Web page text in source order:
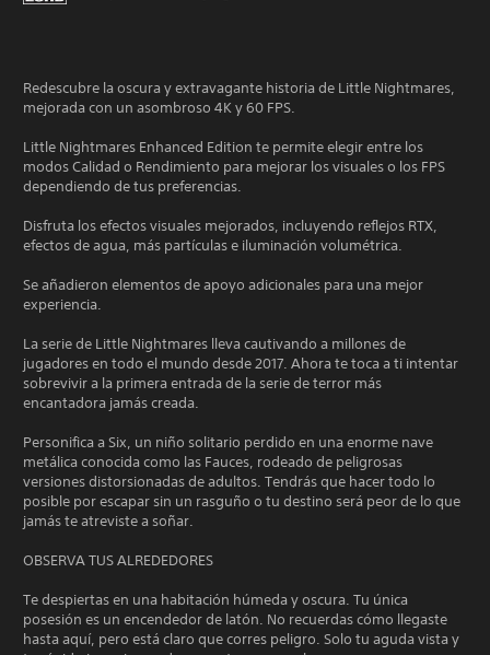
Redescubre la oscura y extravagante historia de Little Nightmares,
mejorada con un asombroso 4K y 60 FPS.
Little Nightmares Enhanced Edition te permite elegir entre los
modos Calidad o Rendimiento para mejorar los visuales o los FPS
dependiendo de tus preferencias.
Disfruta los efectos visuales mejorados, incluyendo reflejos RTX,
efectos de agua, más partículas e iluminación volumétrica.
Se añadieron elementos de apoyo adicionales para una mejor
experiencia.
La serie de Little Nightmares lleva cautivando a millones de
jugadores en todo el mundo desde 2017. Ahora te toca a ti intentar
sobrevivir a la primera entrada de la serie de terror más
encantadora jamás creada.
Personifica a Six, un niño solitario perdido en una enorme nave
metálica conocida como las Fauces, rodeado de peligrosas
versiones distorsionadas de adultos. Tendrás que hacer todo lo
posible por escapar sin un rasguño o tu destino será peor de lo que
jamás te atreviste a soñar.
OBSERVA TUS ALREDEDORES
Te despiertas en una habitación húmeda y oscura. Tu única
posesión es un encendedor de latón. No recuerdas cómo llegaste
hasta aquí, pero está claro que corres peligro. Solo tu aguda vista y